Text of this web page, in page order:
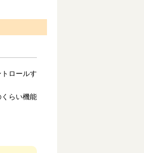
ロールす
らい機能